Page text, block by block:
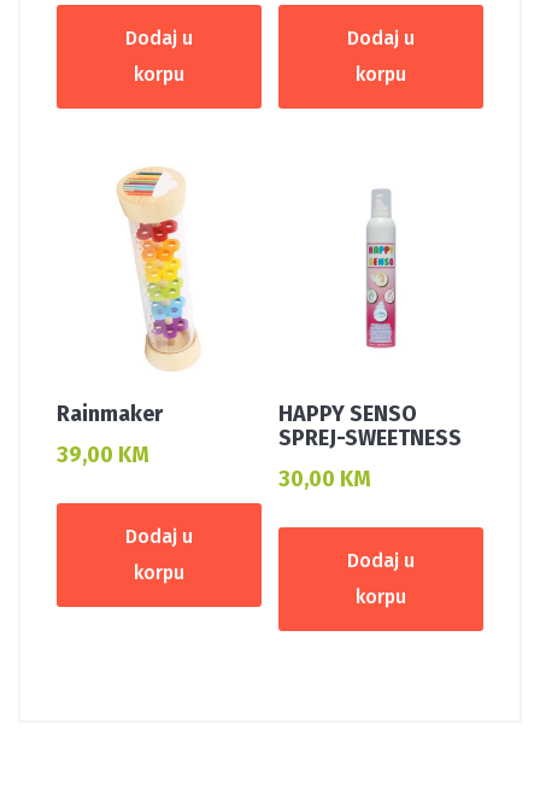
Dodaj u
korpu
Dodaj u
korpu
Rainmaker
39,00 KM
Dodaj u
korpu
HAPPY SENSO
SPREJ-SWEETNESS
30,00 KM
Dodaj u
korpu